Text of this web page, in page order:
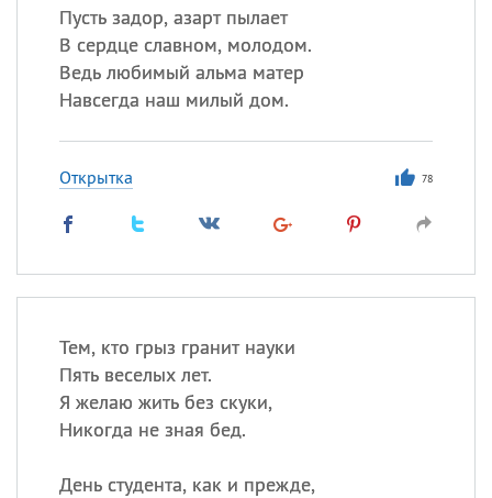
Пусть задор, азарт пылает
В сердце славном, молодом.
Ведь любимый альма матер
Навсегда наш милый дом.
Открытка 78
Тем, кто грыз гранит науки
Пять веселых лет.
Я желаю жить без скуки,
Никогда не зная бед.
День студента, как и прежде,